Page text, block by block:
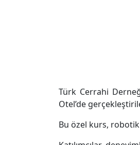
Türk Cerrahi
Otel’de
Bu özel kurs,